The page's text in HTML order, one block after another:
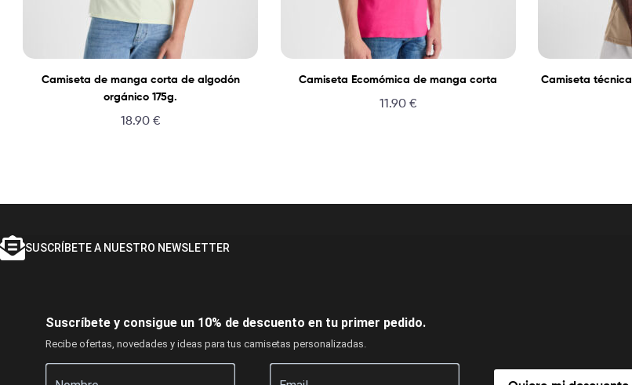
Camiseta de manga corta de algodón
orgánico 175g.
18.90 €
Camiseta Ecomómica de manga corta
11.90 €
Camiseta
SUSCRÍBETE A NUESTRO NEWSLETTER
Suscríbete y consigue un 10% de descuento en tu primer pedido.
Recibe ofertas, novedades y ideas para tus camisetas personalizadas.